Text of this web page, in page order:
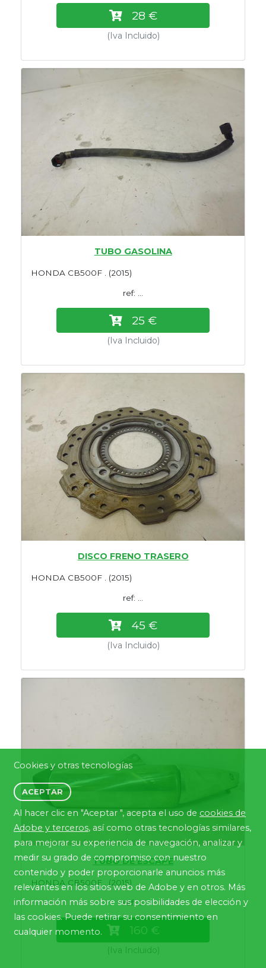
28 €
(Iva Incluido)
TUBO GASOLINA
HONDA CB500F . (2015)
ref: ...
25 €
(Iva Incluido)
DISCO FRENO TRASERO
HONDA CB500F . (2015)
ref: ...
45 €
(Iva Incluido)
TUBO DE ESCAPE
HONDA CB500F . (2015)
ref: ...
160 €
(Iva Incluido)
Cookies y otras tecnologías
ACEPTAR
Al hacer clic en "Aceptar ", acepta el uso de cookies de
Adobe y terceros, así como otras tecnologías similares,
para mejorar su experiencia de navegación, analizar y
medir su grado de compromiso con nuestro
contenido y poder proporcionarle anuncios más
relevantes en los sitios web de Adobe y en otros. Más
información más sobre sus posibilidades de elección y
las cookies. Puede retirar su consentimiento en
cualquier momento.